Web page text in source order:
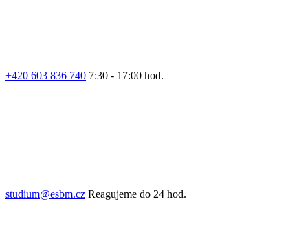
+420 603 836 740 7:30 - 17:00 hod.
studium@esbm.cz Reagujeme do 24 hod.